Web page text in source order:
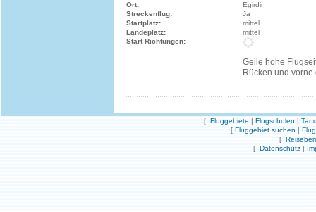
Ort:
Egirdir
Streckenflug:
Ja
Startplatz:
mittel
Landeplatz:
mittel
Start Richtungen:
Geile hohe
Rücken und vorne
[ Fluggebiete | Flugschulen |
[ Fluggebiet suchen |
[
[ Datenschutz |